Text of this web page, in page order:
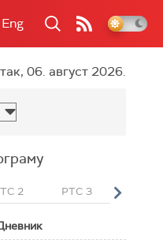
Eng
06. август 2026.
2 РТС 3 РТС